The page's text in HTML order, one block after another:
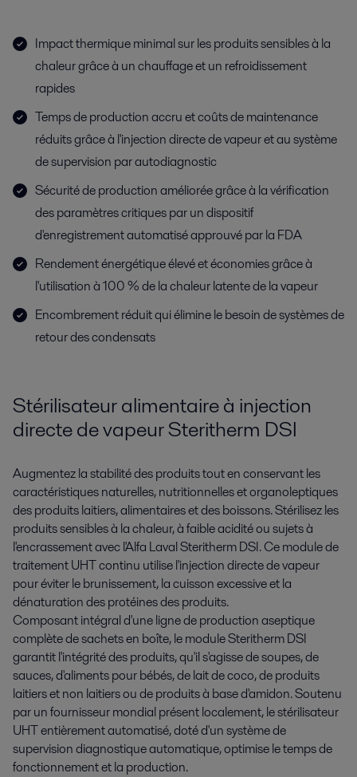
Impact thermique minimal sur les produits sensibles à la
chaleur grâce à un chauffage et un refroidissement
rapides
Temps de production accru et coûts de maintenance
réduits grâce à l'injection directe de vapeur et au système
de supervision par autodiagnostic
Sécurité de production améliorée grâce à la vérification
des paramètres critiques par un dispositif
d'enregistrement automatisé approuvé par la FDA
Rendement énergétique élevé et économies grâce à
l'utilisation à 100 % de la chaleur latente de la vapeur
Encombrement réduit qui élimine le besoin de systèmes de
retour des condensats
Stérilisateur alimentaire à injection
directe de vapeur Steritherm DSI
Augmentez la stabilité des produits tout en conservant les
caractéristiques naturelles, nutritionnelles et organoleptiques
des produits laitiers, alimentaires et des boissons. Stérilisez les
produits sensibles à la chaleur, à faible acidité ou sujets à
l'encrassement avec l'Alfa Laval Steritherm DSI. Ce module de
traitement UHT continu utilise l'injection directe de vapeur
pour éviter le brunissement, la cuisson excessive et la
dénaturation des protéines des produits.
Composant intégral d'une ligne de production aseptique
complète de sachets en boîte, le module Steritherm DSI
garantit l'intégrité des produits, qu'il s'agisse de soupes, de
sauces, d'aliments pour bébés, de lait de coco, de produits
laitiers et non laitiers ou de produits à base d'amidon. Soutenu
par un fournisseur mondial présent localement, le stérilisateur
UHT entièrement automatisé, doté d'un système de
supervision diagnostique automatique, optimise le temps de
fonctionnement et la production.